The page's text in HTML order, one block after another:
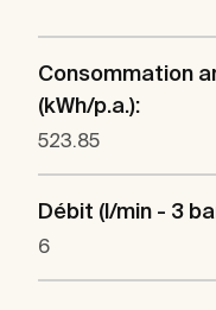
Consommation
(kWh/p.a.):
523.85
Débit (l/min - 3
6